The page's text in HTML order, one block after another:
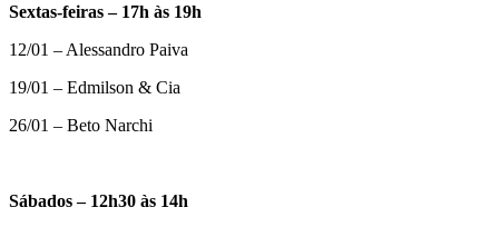
Sextas-feiras – 17h às 19h
12/01 – Alessandro Paiva
19/01 – Edmilson & Cia
26/01 – Beto Narchi
Sábados – 12h30 às 14h